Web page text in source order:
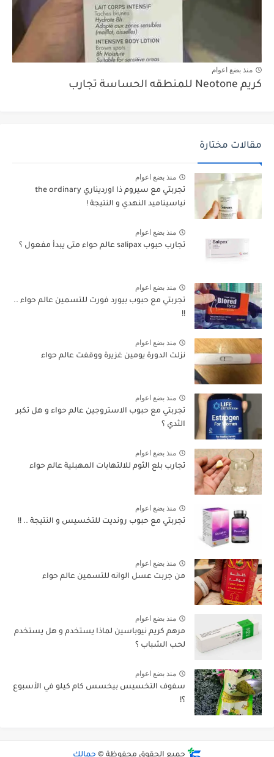
منذ بضع اعوام
كريم Neotone للمنطقه الحساسة تجارب
مقالات مختارة
منذ بضع اعوام
تجربتي مع سيروم ذا اورديناري the ordinary
نياسيناميد النهدي و النتيجة !
منذ بضع اعوام
تجارب حبوب salipax عالم حواء متى يبدأ مفعول ؟
منذ بضع اعوام
تجربتي مع حبوب بيورد فورت للتسمين عالم حواء ..
!!
منذ بضع اعوام
نزلت الدورة يومين غزيرة ووقفت عالم حواء
منذ بضع اعوام
تجربتي مع حبوب الاستروجين عالم حواء و هل تكبر
الثدي ؟
منذ بضع اعوام
تجارب بلع الثوم للالتهابات المهبلية عالم حواء
منذ بضع اعوام
تجربتي مع حبوب رونديت للتخسيس و النتيجة .. !!
منذ بضع اعوام
من جربت عسل الوانه للتسمين عالم حواء
منذ بضع اعوام
مرهم كريم نيوباسين لماذا يستخدم و هل يستخدم
لحب الشباب ؟
منذ بضع اعوام
سفوف التخسيس بيخسس كام كيلو في الأسبوع
؟!
جميع الحقوق محفوظة © جمالك